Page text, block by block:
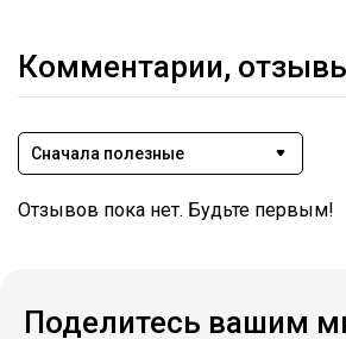
Комментарии,
Сначала полезные
Отзывов пока нет. Будьте первым!
Поделитесь вашим